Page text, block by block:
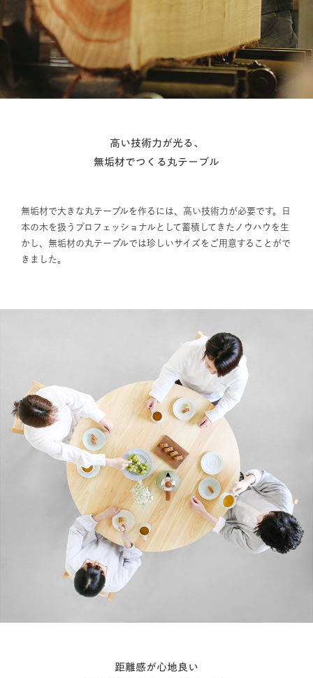
高い技術力が光る、
無垢材でつくる丸テーブル
無垢材で大きな丸テーブルを作るには、高い技術力が必要です。日
本の木を扱うプロフェッショナルとして蓄積してきたノウハウを生
かし、無垢材の丸テーブルでは珍しいサイズをご用意することがで
きました。
距離感が心地良い